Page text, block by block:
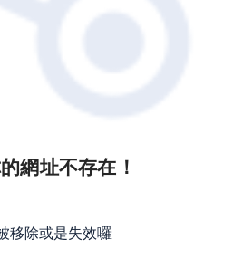
網址不存在！
移除或是失效囉